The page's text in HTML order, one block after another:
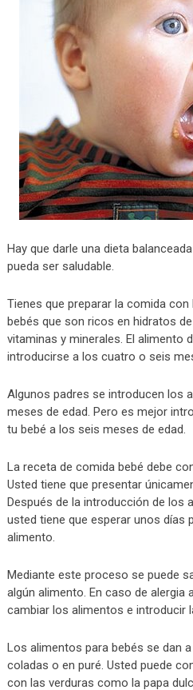
Hay que darle una dieta
pueda ser saludable.
Tienes que preparar la comida
bebés que son ricos en hidratos
vitaminas y minerales. El alimento
introducirse a los cuatro o seis
Algunos padres se introducen los
meses de edad. Pero es mejor
tu bebé a los seis meses de edad.
La receta de comida bebé debe
Usted tiene que presentar
Después de la introducción de los
usted tiene que esperar unos días
alimento.
Mediante este proceso se puede
algún alimento. En caso de alergia
cambiar los alimentos e introducir
Los alimentos para bebés se dan
coladas o en puré. Usted puede
con las verduras como la papa